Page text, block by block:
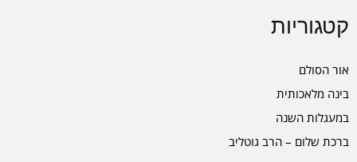
קטגוריות
אור הסולם
בינה מלאכותית
במעגלות השנה
ברכת שלום – הרב גוטליב